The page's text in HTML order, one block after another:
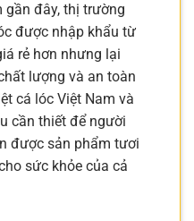
gần đây, thị trường
được nhập khẩu từ
rẻ hơn nhưng lại
lượng và an toàn
cá lóc Việt Nam và
cần thiết để người
được sản phẩm tươi
sức khỏe của cả